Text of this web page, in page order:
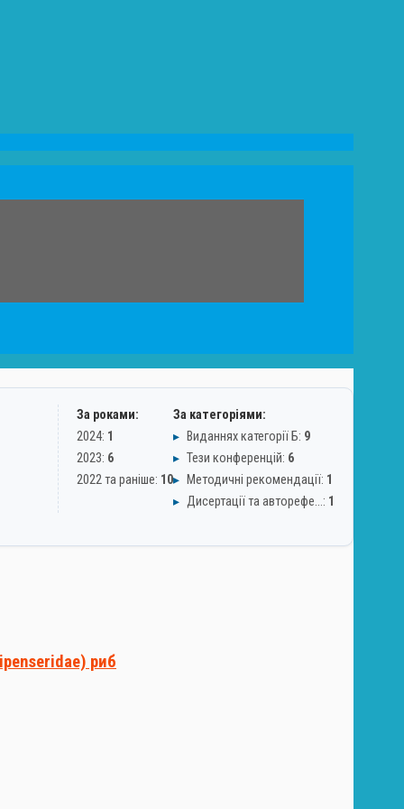
За роками:
2024: 1
2023: 6
2022 та раніше: 10
За категоріями:
▸ Виданнях категорії Б: 9
▸ Тези конференцій: 6
▸ Методичні рекомендації: 1
▸ Дисертації та авторефе…: 1
риб